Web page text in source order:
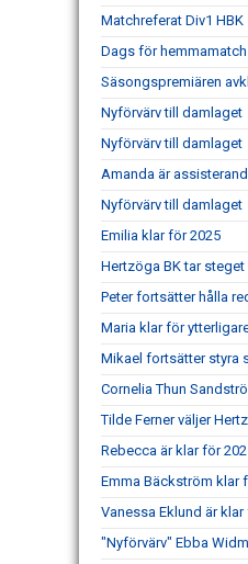
Matchreferat Div1 HBK
Dags för hemmamatch
Säsongspremiären
Nyförvärv till damlaget
Nyförvärv till damlaget
Amanda är
Nyförvärv till damlaget
Emilia klar för 2025
Hertzöga BK tar
Peter fortsätter hålla
Maria klar för
Mikael fortsätter styra
Cornelia Thun
Tilde Ferner väljer
Rebecca är klar för
Emma Bäckström klar
Vanessa Eklund är
"Nyförvärv" Ebba